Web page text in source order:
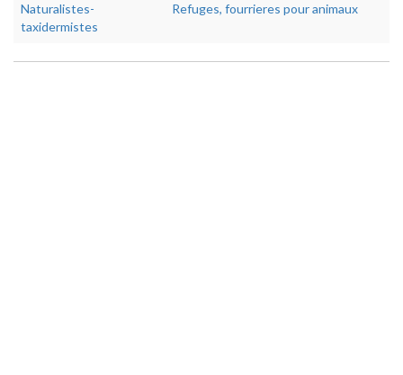
Naturalistes-
taxidermistes
Refuges, fourrieres pour animaux